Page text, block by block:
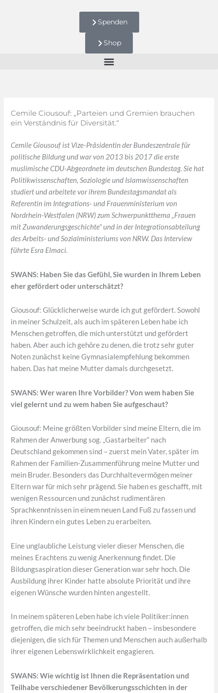
Spenden
Shop
Cemile Ciousouf: „Parteien und Gremien brauchen
ein Verständnis für Diversität.“
Cemile Giousouf ist Vize-Präsidentin der Bundeszentrale für
politische Bildung und war von 2013 bis 2017 die erste
muslimische CDU-Abgeordnete im deutschen Bundestag. Sie hat
Politikwissenschaften, Soziologie und Islamwissenschaften
studiert und arbeitete vor ihrem Bundestagsmandat als
Referentin im Integrations- und Frauenministerium von
Nordrhein-Westfalen (NRW) zum Schwerpunktthema „Frauen
mit Zuwanderungsgeschichte” und in der Integrationsabteilung
des Arbeits- und Sozialministeriums von NRW. Das Interview
führte Esra Elmaci.
SWANS: Haben Sie das Gefühl, Sie wurden in Ihrem Leben
eher gefördert oder unterschätzt?
Giousouf: Glücklicherweise wurde ich gut gefördert. Sowohl
in meiner Schulzeit, als auch im späteren Leben habe ich
Menschen getroffen, die mich unterstützt und gefördert
haben. Aber auch ich gehöre zu denen, die trotz sehr guter
Noten zunächst keine Gymnasialempfehlung bekommen
haben. Das hat meine Mutter damals durchgesetzt.
SWANS: Wer waren Ihre Vorbilder? Von wem haben Sie
viel gelernt und zu wem haben Sie aufgeschaut?
Giousouf: Meine größten Vorbilder sind meine Eltern, die im
Rahmen der Anwerbung sog. „Gastarbeiter“ nach
Deutschland gekommen sind – zuerst mein Vater, später im
Rahmen der Familien-Zusammenführung meine Mutter und
mein Bruder. Besonders das Durchhaltevermögen meiner
Eltern war für mich sehr prägend. Sie haben es geschafft, mit
wenigen Ressourcen und zunächst rudimentären
Sprachkenntnissen in einem neuen Land Fuß zu fassen und
ihren Kindern ein gutes Leben zu erarbeiten.
Eine unglaubliche Leistung vieler dieser Menschen, die
meines Erachtens zu wenig Anerkennung findet. Die
Bildungsaspiration dieser Generation war sehr hoch. Die
Ausbildung ihrer Kinder hatte absolute Priorität und ihre
eigenen Wünsche wurden hinten angestellt.
In meinem späteren Leben habe ich viele Politiker:innen
getroffen, die mich sehr beeindruckt haben – insbesondere
diejenigen, die sich für Themen und Menschen auch außerhalb
ihrer eigenen Lebenswirklichkeit engagieren.
SWANS: Wie wichtig ist Ihnen die Repräsentation und
Teilhabe verschiedener Bevölkerungsschichten in der